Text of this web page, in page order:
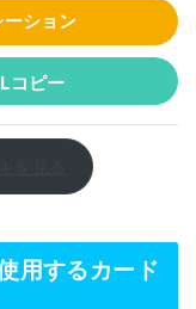
ション
コピー
用するカード